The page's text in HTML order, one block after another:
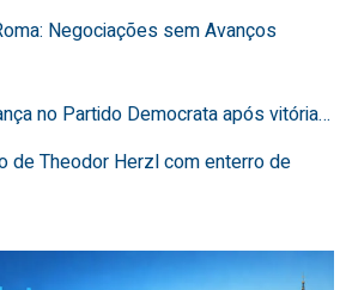
Negociações sem Avanços
no Partido Democrata após vitória…
de Theodor Herzl com enterro de